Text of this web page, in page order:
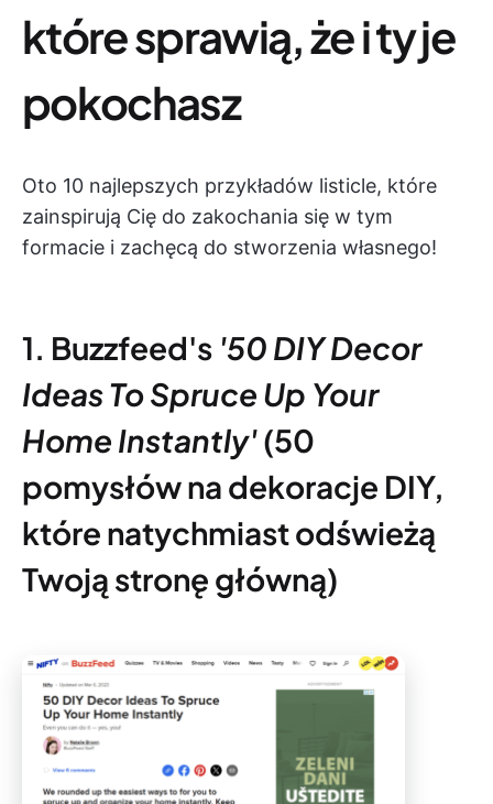
które sprawią, że i ty je
pokochasz
Oto 10 najlepszych przykładów listicle, które
zainspirują Cię do zakochania się w tym
formacie i zachęcą do stworzenia własnego!
1. Buzzfeed's '50 DIY Decor
Ideas To Spruce Up Your
Home Instantly'(50
pomysłów na dekoracje DIY,
które natychmiast odświeżą
Twoją stronę główną)